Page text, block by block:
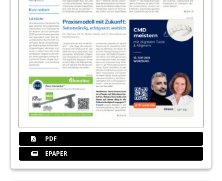
PDF
EPAPER